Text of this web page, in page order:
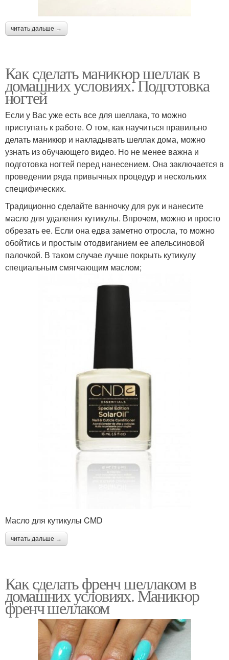
читать дальше →
Как сделать маникюр шеллак в
домашних условиях. Подготовка
ногтей
Если у Вас уже есть все для шеллака, то можно
приступать к работе. О том, как научиться правильно
делать маникюр и накладывать шеллак дома, можно
узнать из обучающего видео. Но не менее важна и
подготовка ногтей перед нанесением. Она заключается в
проведении ряда привычных процедур и нескольких
специфических.
Традиционно сделайте ванночку для рук и нанесите
масло для удаления кутикулы. Впрочем, можно и просто
обрезать ее. Если она едва заметно отросла, то можно
обойтись и простым отодвиганием ее апельсиновой
палочкой. В таком случае лучше покрыть кутикулу
специальным смягчающим маслом;
Масло для кутикулы CMD
читать дальше →
Как сделать френч шеллаком в
домашних условиях. Маникюр
френч шеллаком